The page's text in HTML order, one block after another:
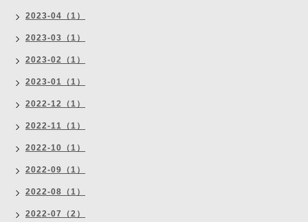
2023-04（1）
2023-03（1）
2023-02（1）
2023-01（1）
2022-12（1）
2022-11（1）
2022-10（1）
2022-09（1）
2022-08（1）
2022-07（2）